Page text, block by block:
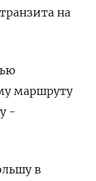
на
маршруту
-
в